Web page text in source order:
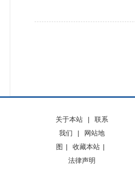
关于本站 |
联系
我们
|
网站地
图 | 收藏本站 |
法律声明